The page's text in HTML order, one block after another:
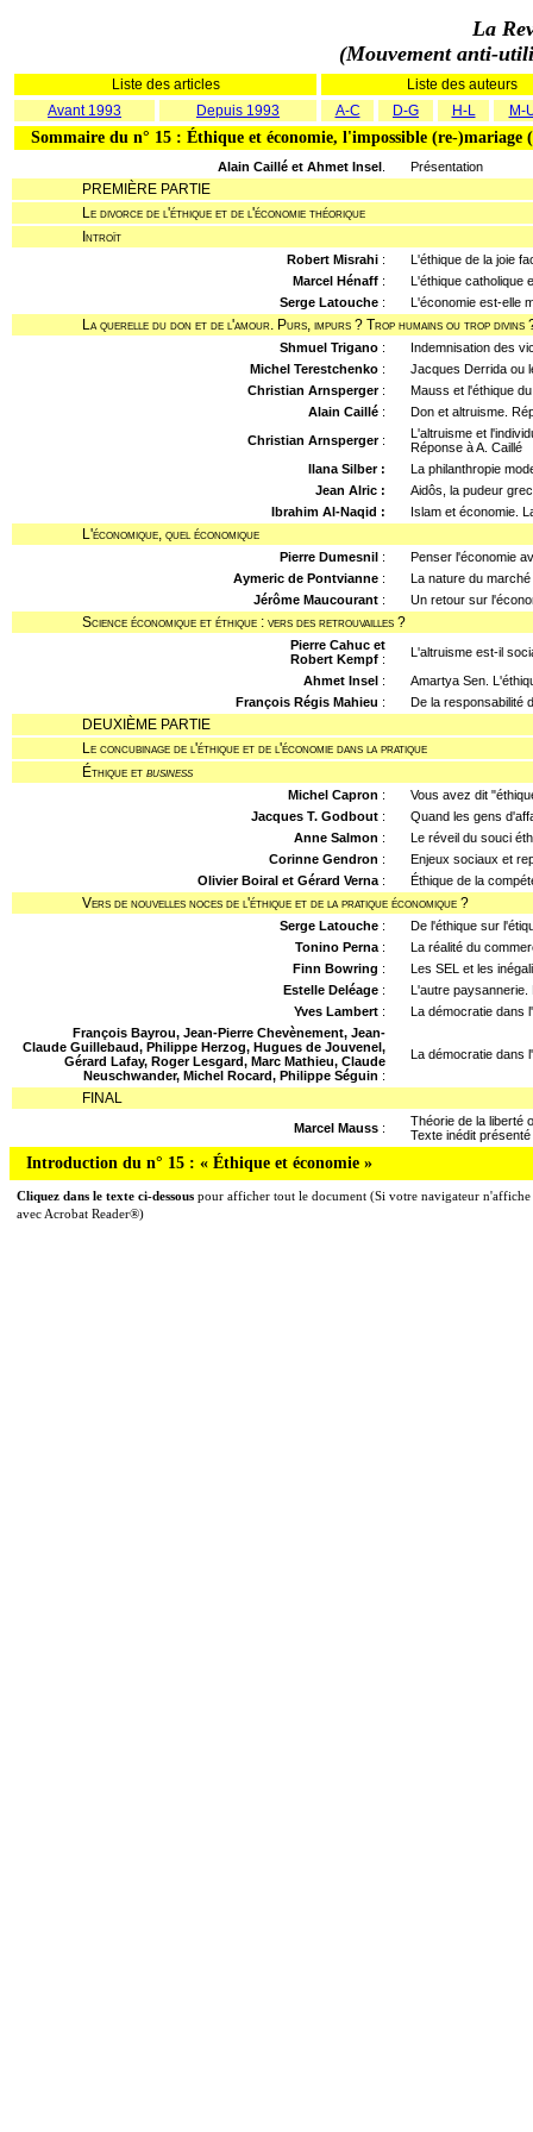
La
(Mouvement anti-
Liste des articles
Liste des auteurs
Avant 1993
Depuis 1993 A-C D-G H-L M-
Sommaire du n° 15 : Éthique et économie, l'impossible (re-)mariage
Alain Caillé et Ahmet Insel Présentation
PREMIÈRE PARTIE
Le divorce de l'éthique et de l'économie théorique
Introït
Robert Misrahi :
L'éthique de la joie
Marcel Hénaff :
L'éthique catholique
Serge Latouche : L'économie est-elle
La querelle du don et de l'amour. Purs, impurs ? Trop humains ou trop divins
Shmuel Trigano :
Indemnisation des
Michel Terestchenko :
Jacques Derrida ou
Christian Arnsperger:
Mauss et l'éthique
Alain Caillé :
Don et altruisme.
Christian Arnsperger:
L'altruisme et
Réponse à A. Caillé
Ilana Silber :
La philanthropie
Jean Alric :
Aidôs, la pudeur
Ibrahim Al-Naqid :
Islam et économie.
L'économique, quel économique
Pierre Dumesnil :
Penser l'économie
Aymeric de Pontvianne :
La nature du marché
Jérôme Maucourant : Un retour sur
Science économique et éthique : vers des retrouvailles ?
Pierre Cahuc et
Robert Kempf :
L'altruisme est-il
Ahmet Insel :
Amartya Sen.
François Régis Mahieu : De la responsabilité
DEUXIÈME PARTIE
Le concubinage de l'éthique et de l'économie dans la pratique
Éthique et business
Michel Capron :
Vous avez dit
Jacques T. Godbout :
Quand les gens
Anne Salmon :
Le réveil du souci
Corinne Gendron :
Enjeux sociaux et
Olivier Boiral et Gérard Verna : Éthique de la
Vers de nouvelles noces de l'éthique et de la pratique économique ?
Serge Latouche :
De l'éthique sur
Tonino Perna :
La réalité du
Finn Bowring :
Les SEL et les
Estelle Deléage :
L'autre
Yves Lambert :
La démocratie dans
François Bayrou, Jean-Pierre Chevènement, Jean-
Claude Guillebaud, Philippe Herzog, Hugues de Jouvenel,
Gérard Lafay, Roger Lesgard, Marc Mathieu, Claude
Neuschwander, Michel Rocard, Philippe Séguin :
La démocratie dans
FINAL
Marcel Mauss :
Théorie de la liberté
Texte inédit
Introduction du n° 15 : « Éthique et économie »
Cliquez dans le texte ci-dessous pour afficher tout le document (Si votre navigateur
avec Acrobat Reader®)